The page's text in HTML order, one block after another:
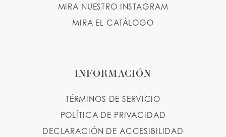
MIRA NUESTRO INSTAGRAM
MIRA EL CATÁLOGO
INFORMACIÓN
TÉRMINOS DE SERVICIO
POLÍTICA DE PRIVACIDAD
DECLARACIÓN DE ACCESIBILIDAD